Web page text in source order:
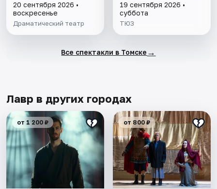
20 сентября 2026 •
воскресенье
Драматический театр
19 сентября 2026 •
суббота
ТЮЗ
Все спектакли в Томске →
Лавр в других городах
от 1 200 ₽ от 800 ₽